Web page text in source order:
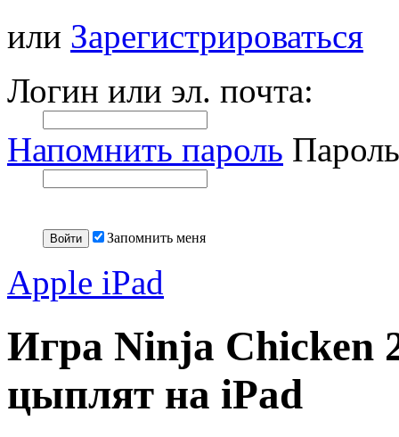
или Зарегистрироваться
Логин или эл. почта:
Напомнить пароль
Запомнить меня
Apple iPad
Игра Ninja Chicken
цыплят на iPad